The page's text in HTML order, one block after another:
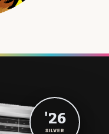
'26
SILVER